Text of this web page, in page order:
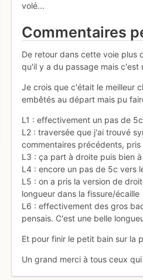
volé...
Commentaires
De retour dans cette voie plus
qu'il y a du passage mais c'est
Je crois que c'était le meilleur
embêtés au départ mais pu
L1 : effectivement un pas de
L2 : traversée que j'ai trouvé
commentaires précédents,
L3 : ça part à droite puis bien
L4 : encore un pas de 5c vers
L5 : on a pris la version de
longueur dans la fissure/écaille
L6 : effectivement des gros
pensais. C'est une belle
Et pour finir le petit bain sur la
Un grand merci à tous ceux